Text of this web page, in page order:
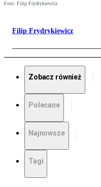
Foto: Filip Frydrykiewicz
Filip Frydrykiewicz
Zobacz również
Polecane
Najnowsze
Tagi